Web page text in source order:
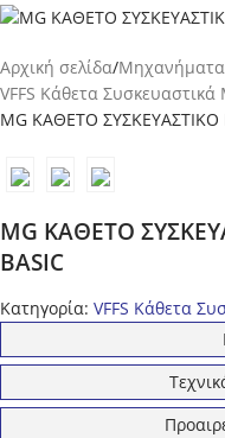
Αρχική σελίδα Μηχανήματα
VFFS Κάθετα
MG ΚΑΘΕΤO
MG ΚΑΘΕΤO
ΒΑSIC
Κατηγορία: VFFS Κάθετα